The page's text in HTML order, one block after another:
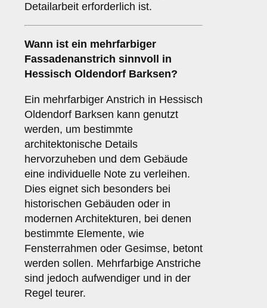
Detailarbeit erforderlich ist.
Wann ist ein mehrfarbiger
Fassadenanstrich sinnvoll in
Hessisch Oldendorf Barksen?
Ein mehrfarbiger Anstrich in Hessisch
Oldendorf Barksen kann genutzt
werden, um bestimmte
architektonische Details
hervorzuheben und dem Gebäude
eine individuelle Note zu verleihen.
Dies eignet sich besonders bei
historischen Gebäuden oder in
modernen Architekturen, bei denen
bestimmte Elemente, wie
Fensterrahmen oder Gesimse, betont
werden sollen. Mehrfarbige Anstriche
sind jedoch aufwendiger und in der
Regel teurer.